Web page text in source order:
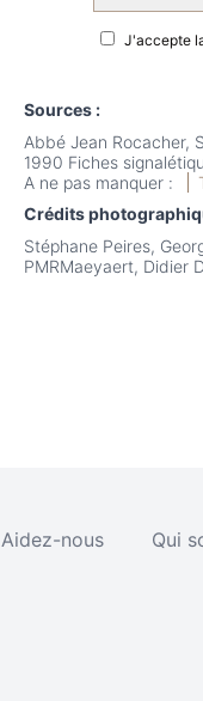
J'accepte
Sources :
Abbé Jean Rocacher,
1990 Fiches
A ne pas manquer :
Crédits
Stéphane Peires,
PMRMaeyaert, Didier
Aidez-nous Qui